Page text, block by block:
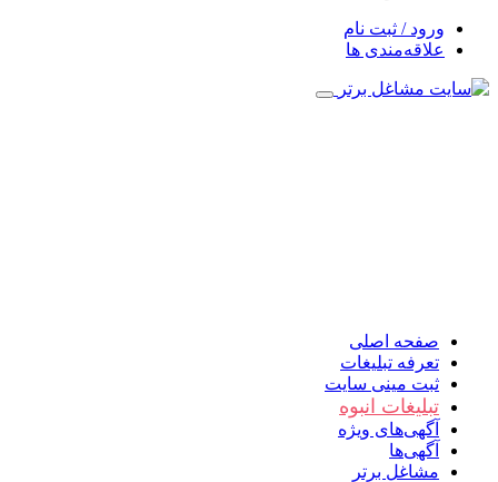
ورود / ثبت نام
علاقه‌مندی ها
صفحه اصلی
تعرفه تبلیغات
ثبت مینی سایت
تبلیغات انبوه
آگهی‌های ویژه
آگهی‌ها
مشاغل برتر